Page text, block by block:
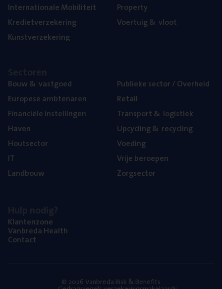
Inter­na­ti­o­na­le Mobiliteit
Kre­diet­ver­ze­ke­ring
Kunst­ver­ze­ke­ring
Pro­per­ty
Voer­tuig& vloot
Bouw& vastgoed
Euro­pe­se ambtenaren
Finan­ci­ë­le instellingen
Haven
Hout­sec­tor
IT
Land­bouw
Publie­ke sec­tor / Overheid
Retail
Trans­port& logistiek
Upcy­cling& recycling
Voe­ding
Vrije beroe­pen
Zorg­sec­tor
Klan­ten­zo­ne
Van­b­re­da Health
Con­tact
© 2026 Vanbreda Risk & Benefits